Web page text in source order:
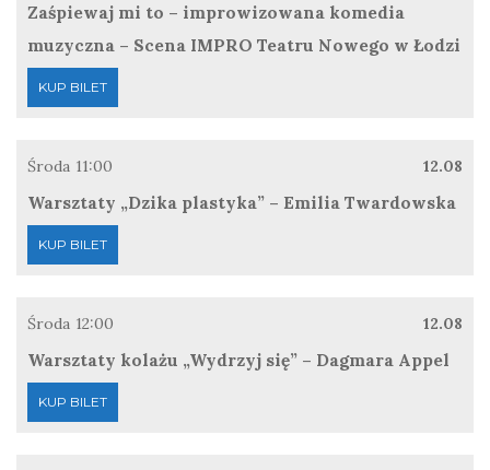
Zaśpiewaj mi to – improwizowana komedia
muzyczna – Scena IMPRO Teatru Nowego w Łodzi
KUP BILET
Warsztaty „Dzika plastyka” – Emilia Twardowska
Środa 11:00 12.08
KUP BILET
Warsztaty kolażu „Wydrzyj się” – Dagmara Appel
Środa 12:00 12.08
KUP BILET